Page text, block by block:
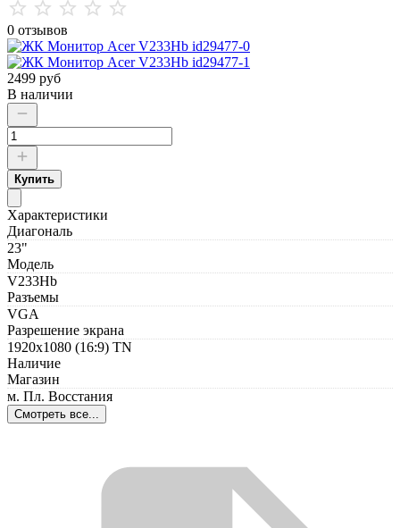
0 отзывов
2499 руб
В наличии
Купить
Характеристики
Диагональ
23"
Модель
V233Hb
Разъемы
VGA
Разрешение экрана
1920x1080 (16:9) TN
Наличие
Магазин
м. Пл. Восстания
Смотреть все...